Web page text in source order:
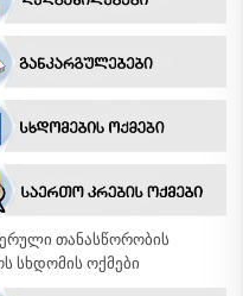
თანასწორობის
სხდომის ოქმები